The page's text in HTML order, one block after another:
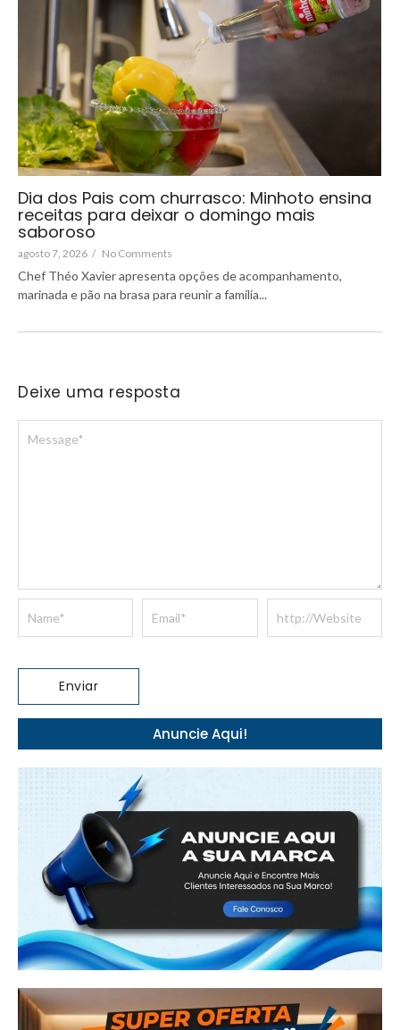
Dia dos Pais com churrasco: Minhoto ensina
receitas para deixar o domingo mais
saboroso
agosto 7, 2026 / No Comments
Chef Théo Xavier apresenta opções de acompanhamento,
marinada e pão na brasa para reunir a família...
Deixe uma resposta
Anuncie Aqui!